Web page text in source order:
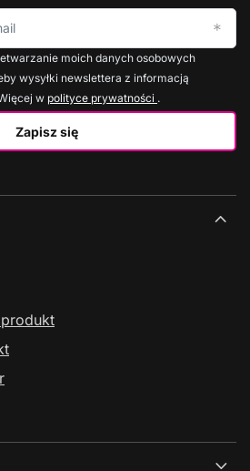
Zapisz się
moich danych osobowych
wysyłki newslettera z informacją
w polityce prywatności .